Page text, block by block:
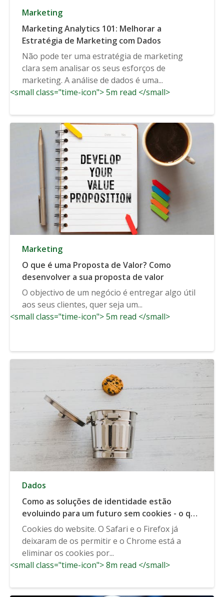
Marketing
Marketing Analytics 101: Melhorar a
Estratégia de Marketing com Dados
Não pode ter uma estratégia de marketing
clara sem analisar os seus esforços de
marketing. A análise de dados é uma...
<small class="time-icon"> 5m read </small>
Marketing
O que é uma Proposta de Valor? Como
desenvolver a sua proposta de valor
O objectivo de um negócio é entregar algo útil
aos seus clientes, quer seja um...
<small class="time-icon"> 5m read </small>
Dados
Como as soluções de identidade estão
evoluindo para um futuro sem cookies - o que
você precisa saber para 2022, 2023 e além
Cookies do website. O Safari e o Firefox já
deixaram de os permitir e o Chrome está a
eliminar os cookies por...
<small class="time-icon"> 8m read </small>